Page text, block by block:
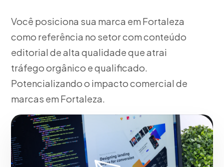
Você posiciona sua marca em Fortaleza
como referência no setor com conteúdo
editorial de alta qualidade que atrai
tráfego orgânico e qualificado.
Potencializando o impacto comercial de
marcas em Fortaleza.
Fase 2:
Para o mercado local, implantação
operacional e táticas de tração. Transformando
negócios de Fortaleza com resultados mensuráveis.